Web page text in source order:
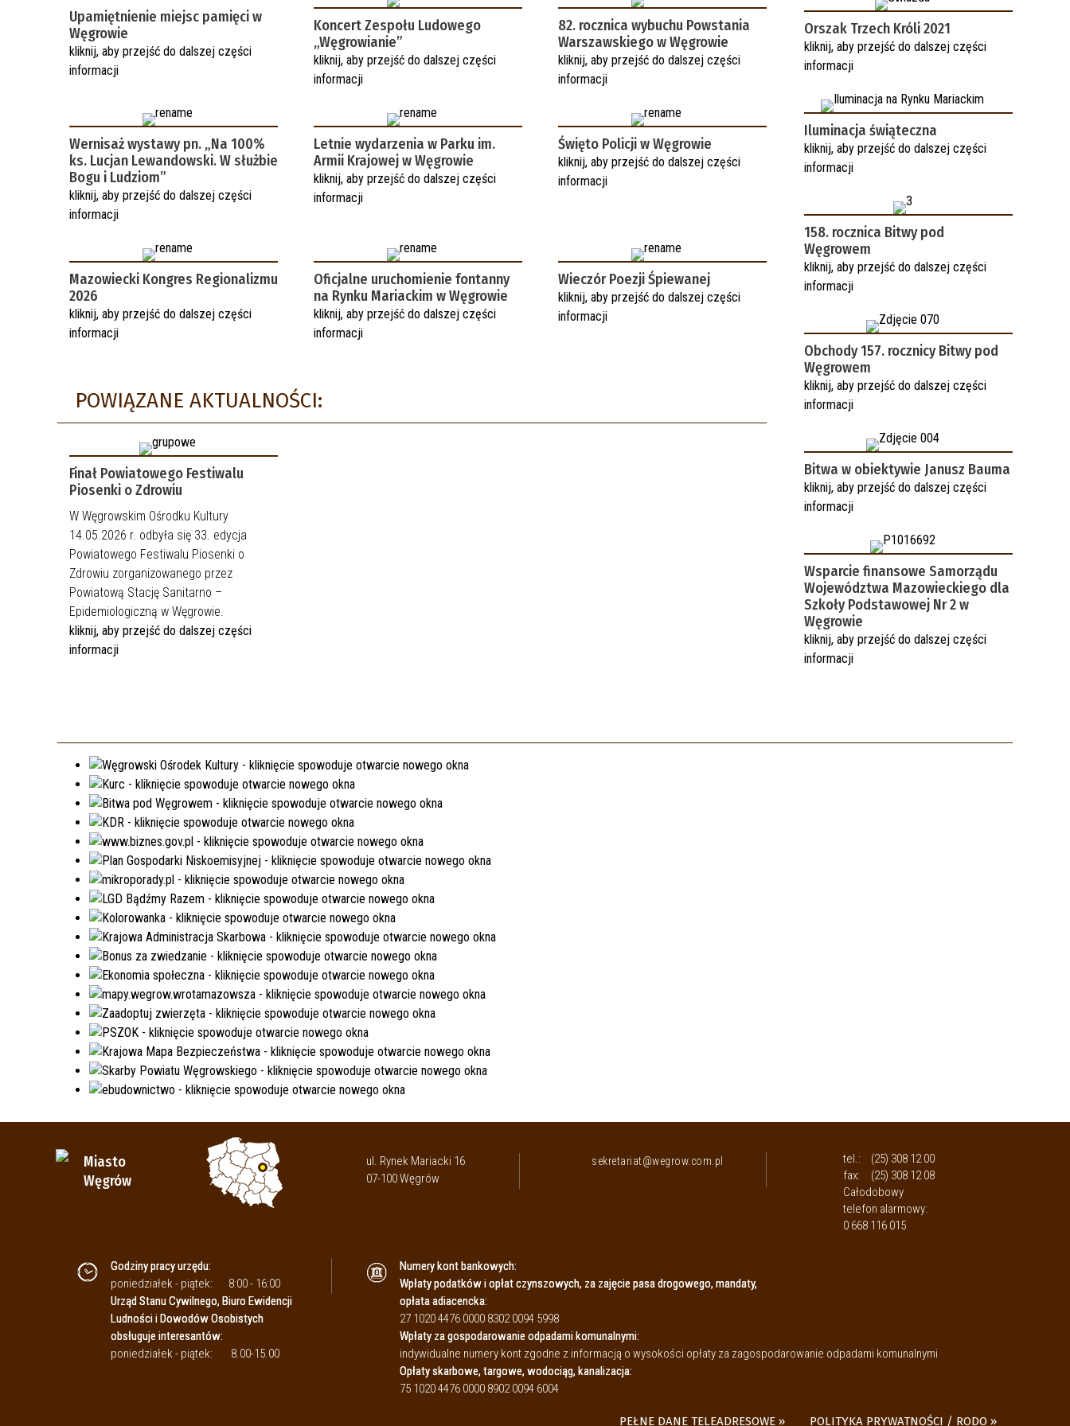
Upamiętnienie miejsc pamięci w
Węgrowie
kliknij, aby przejść do dalszej części
informacji
Koncert Zespołu Ludowego
„Węgrowianie”
kliknij, aby przejść do dalszej części
informacji
82. rocznica wybuchu Powstania
Warszawskiego w Węgrowie
kliknij, aby przejść do dalszej części
informacji
Wernisaż wystawy pn. „Na 100%
ks. Lucjan Lewandowski. W służbie
Bogu i Ludziom”
kliknij, aby przejść do dalszej części
informacji
Letnie wydarzenia w Parku im.
Armii Krajowej w Węgrowie
kliknij, aby przejść do dalszej części
informacji
Święto Policji w Węgrowie
kliknij, aby przejść do dalszej części
informacji
Mazowiecki Kongres Regionalizmu
2026
kliknij, aby przejść do dalszej części
informacji
Oficjalne uruchomienie fontanny
na Rynku Mariackim w Węgrowie
kliknij, aby przejść do dalszej części
informacji
Wieczór Poezji Śpiewanej
kliknij, aby przejść do dalszej części
informacji
POWIĄZANE AKTUALNOŚCI:
Finał Powiatowego Festiwalu
Piosenki o Zdrowiu
W Węgrowskim Ośrodku Kultury
14.05.2026 r. odbyła się 33. edycja
Powiatowego Festiwalu Piosenki o
Zdrowiu zorganizowanego przez
Powiatową Stację Sanitarno –
Epidemiologiczną w Węgrowie.
kliknij, aby przejść do dalszej części
informacji
Orszak Trzech Króli 2021
kliknij, aby przejść do dalszej części
informacji
Iluminacja świąteczna
kliknij, aby przejść do dalszej części
informacji
158. rocznica Bitwy pod
Węgrowem
kliknij, aby przejść do dalszej części
informacji
Obchody 157. rocznicy Bitwy pod
Węgrowem
kliknij, aby przejść do dalszej części
informacji
Bitwa w obiektywie Janusz Bauma
kliknij, aby przejść do dalszej części
informacji
Wsparcie finansowe Samorządu
Województwa Mazowieckiego dla
Szkoły Podstawowej Nr 2 w
Węgrowie
kliknij, aby przejść do dalszej części
informacji
Miasto
Węgrów
ul. Rynek Mariacki 16
07-100 Węgrów
sekretariat@wegrow.com.pl tel.:
(25) 308 12 00
fax:
(25) 308 12 08
Całodobowy
telefon alarmowy:
0 668 116 015
Godziny pracy urzędu:
poniedziałek - piątek:
8:00 - 16:00
Urząd Stanu Cywilnego, Biuro Ewidencji
Ludności i Dowodów Osobistych
obsługuje interesantów:
poniedziałek - piątek:
8.00-15.00
Numery kont bankowych:
Wpłaty podatków i opłat czynszowych, za zajęcie pasa drogowego, mandaty,
opłata adiacencka:
27 1020 4476 0000 8302 0094 5998
Wpłaty za gospodarowanie odpadami komunalnymi:
indywidualne numery kont zgodne z informacją o wysokości opłaty za zagospodarowanie odpadami komunalnymi
Opłaty skarbowe, targowe, wodociąg, kanalizacja:
75 1020 4476 0000 8902 0094 6004
PEŁNE DANE TELEADRESOWE POLITYKA PRYWATNOŚCI / RODO